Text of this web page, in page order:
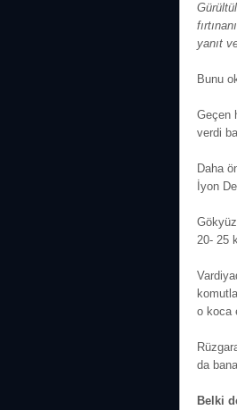
yanıt
Bunu
Geçen
verdi
Daha
İyon
20- 25
o koca
da
Belki